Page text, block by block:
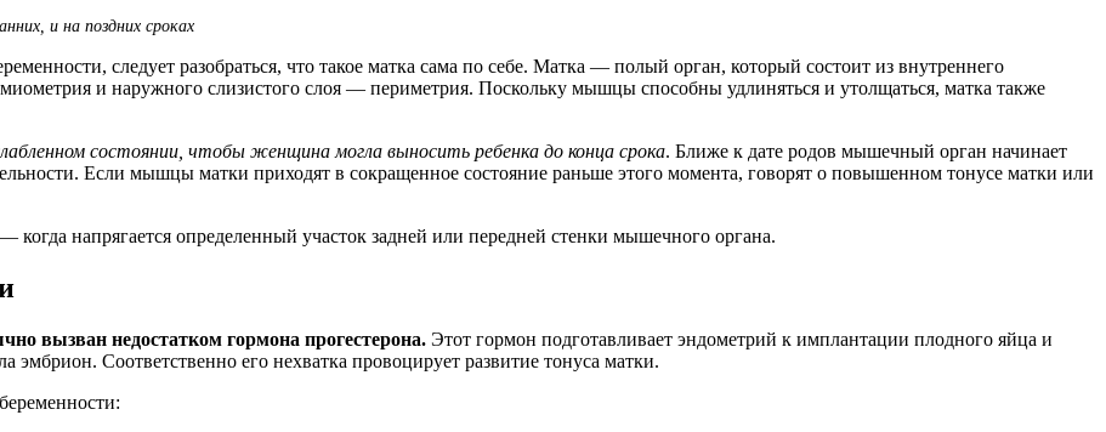
и на поздних сроках
следует разобраться, что такое матка сама по себе. Матка — полый орган, который состоит из внутреннего
и наружного слизистого слоя — периметрия. Поскольку мышцы способны удлиняться и утолщаться, матка также
состоянии, чтобы женщина могла выносить ребенка до конца срока. Ближе к дате родов мышечный орган начинает
Если мышцы матки приходят в сокращенное состояние раньше этого момента, говорят о повышенном тонусе матки или
напрягается определенный участок задней или передней стенки мышечного органа.
вызван недостатком гормона прогестерона. Этот гормон подготавливает эндометрий к имплантации плодного яйца и
эмбрион. Соответственно его нехватка провоцирует развитие тонуса матки.